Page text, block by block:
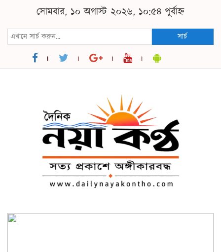
সোমবার, ১০ অগাস্ট ২০২৬, ১০:৫৪ পূর্বাহ্ন
সার্চ